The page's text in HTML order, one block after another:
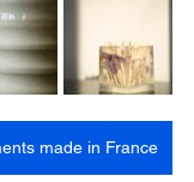
made in France